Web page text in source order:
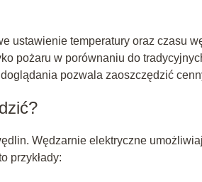
ustawienie temperatury oraz czasu
pożaru w porównaniu do
pozwala zaoszczędzić
Wędzarnie elektryczne
przykłady: